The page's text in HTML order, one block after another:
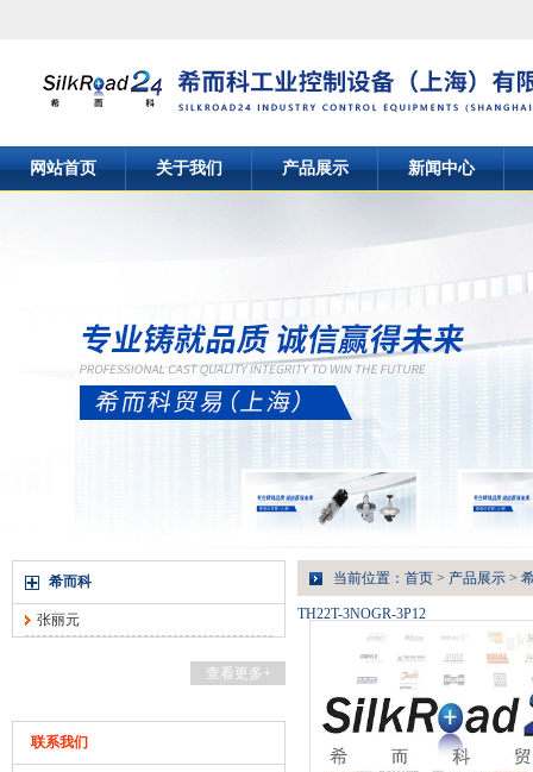
网站首页 关于我们 产品展示 新闻中心
希而科
张丽元
查看更多+
联系我们
当前位置： 首页 > 产品展示 >
TH22T-3NOGR-3P12